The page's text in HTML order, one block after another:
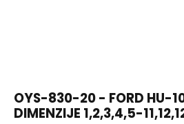
OYS-830-20 - FORD HU-
DIMENZIJE 1,2,3,4,5-